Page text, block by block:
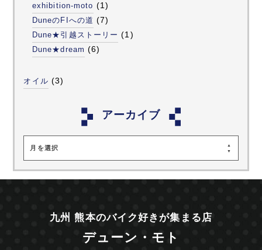
exhibition-moto (1)
DuneのFIへの道 (7)
Dune★引越ストーリー (1)
Dune★dream (6)
オイル (3)
アーカイブ
月を選択
九州 熊本のバイク好きが集まる店
デューン・モト